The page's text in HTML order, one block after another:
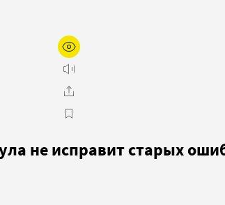
не исправит старых